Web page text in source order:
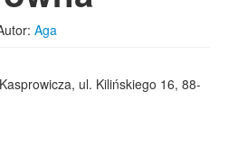
Aga
ul. Kilińskiego 16, 88-